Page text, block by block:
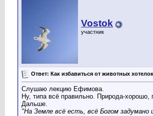
Vostok
участник
Ответ: Как избавиться от животных
Слушаю лекцию Ефимова.
Ну, типа всё правильно. Природа-хорошо,
Дальше.
"На Земле всё есть, всё Богом